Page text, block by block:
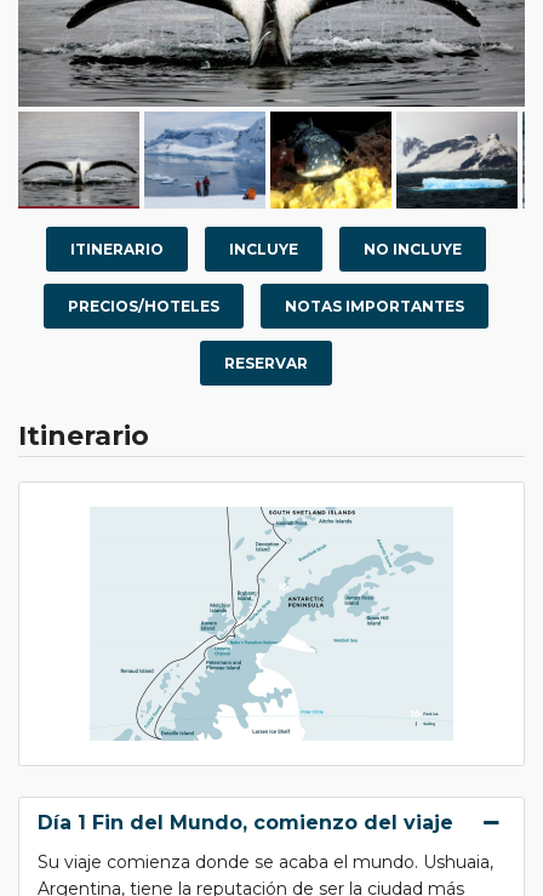
ITINERARIO INCLUYE NO INCLUYE
PRECIOS/HOTELES NOTAS IMPORTANTES
RESERVAR
Itinerario
Día 1 Fin del Mundo, comienzo del viaje
Su viaje comienza donde se acaba el mundo. Ushuaia,
Argentina, tiene la reputación de ser la ciudad más